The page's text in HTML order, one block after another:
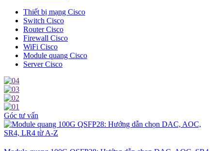
Thiết bị mạng Cisco
Switch Cisco
Router Cisco
Firewall Cisco
WiFi Cisco
Module quang Cisco
Server Cisco
Góc tư vấn